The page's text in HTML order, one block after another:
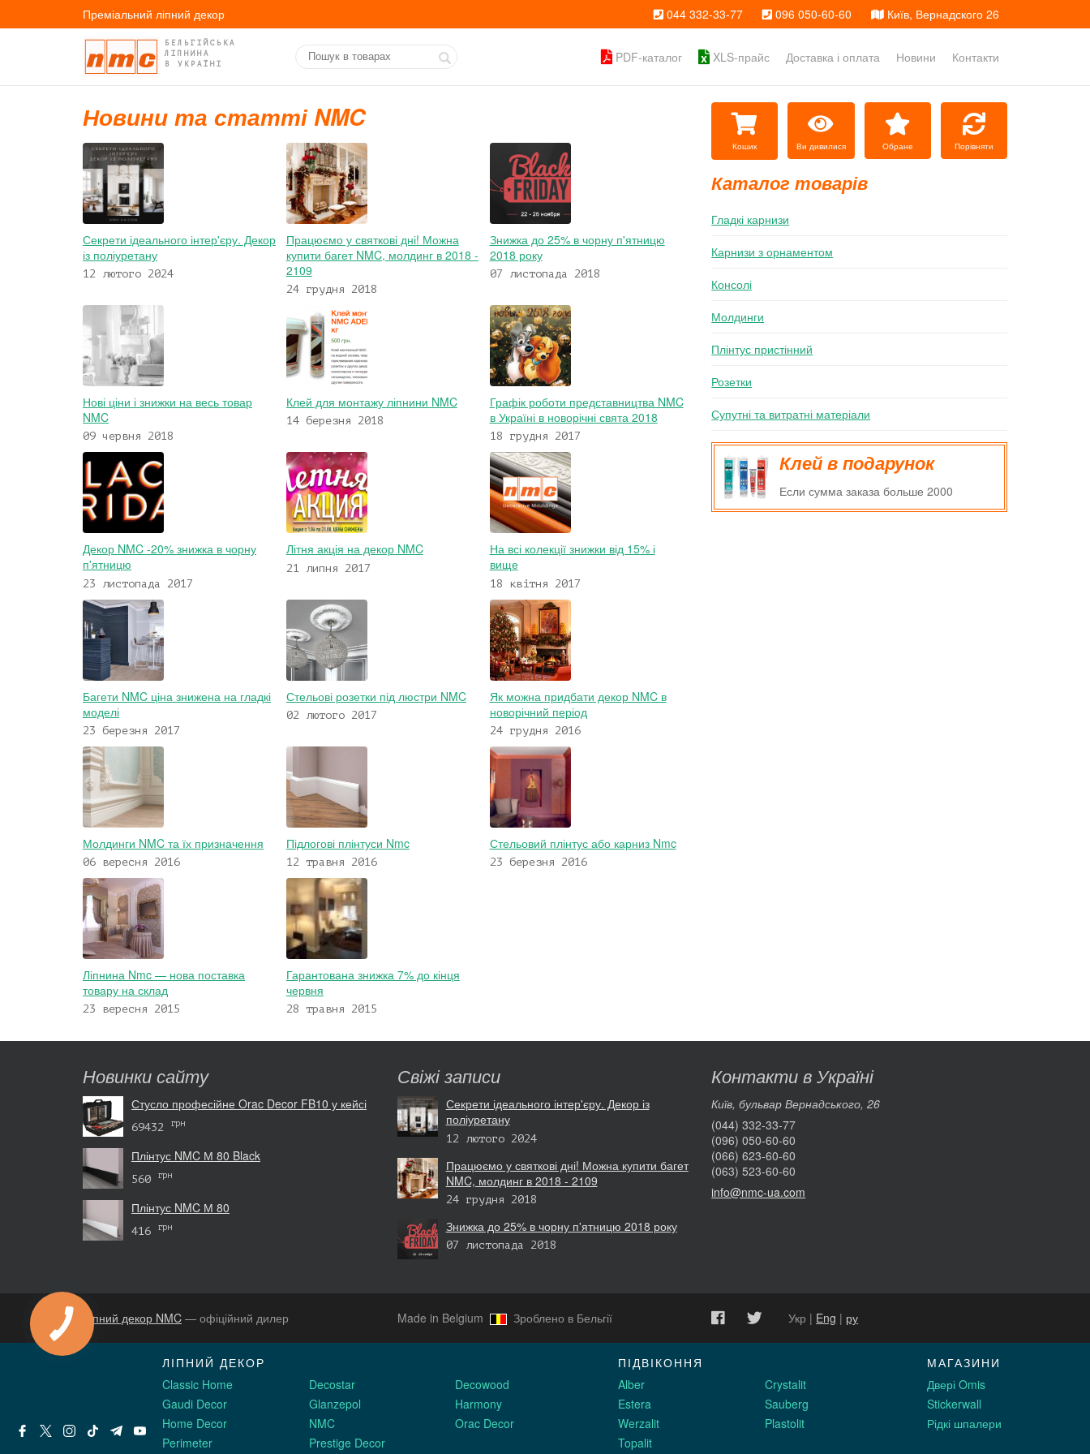
Преміальний ліпний декор 044 332-33-77 096 050-60-60 Київ, Вернадского 26
БЕЛЬГІЙСЬКА
ЛІПНИНА
В УКРАЇНІ
PDF-каталог XLS-прайс Доставка і оплата Новини Контакти
Новини та статті NMC
Секрети ідеального інтер'єру. Декор
із поліуретану
12 лютого 2024
Працюємо у святкові дні! Можна
купити багет NMC, молдинг в 2018 -
2109
24 грудня 2018
Знижка до 25% в чорну п'ятницю
2018 року
07 листопада 2018
Нові ціни і знижки на весь товар
NMC
09 червня 2018
Клей для монтажу ліпнини NMC
14 березня 2018
Графік роботи представництва NMC
в Україні в новорічні свята 2018
18 грудня 2017
Декор NMC -20% знижка в чорну
п'ятницю
23 листопада 2017
Літня акція на декор NMC
21 липня 2017
На всі колекції знижки від 15% і
вище
18 квітня 2017
Багети NMC ціна знижена на гладкі
моделі
23 березня 2017
Стельові розетки під люстри NMC
02 лютого 2017
Як можна придбати декор NMC в
новорічний період
24 грудня 2016
Молдинги NMC та їх призначення
06 вересня 2016
Підлогові плінтуси Nmc
12 травня 2016
Стельовий плінтус або карниз Nmc
23 березня 2016
Ліпнина Nmc — нова поставка
товару на склад
23 вересня 2015
Гарантована знижка 7% до кінця
червня
28 травня 2015
Кошик Ви дивилися Обране Порівняти
Каталог товарів
Гладкі карнизи
Карнизи з орнаментом
Консолі
Молдинги
Плінтус пристінний
Розетки
Супутні та витратні матеріали
Клей в подарунок
Если сумма заказа больше 2000
Новинки сайту
Стусло професійне Orac Decor FB10 у кейсі
69432 грн
Плінтус NMC М 80 Black
560 грн
Плінтус NMC М 80
416 грн
Свіжі записи
Секрети ідеального інтер'єру. Декор із
поліуретану
12 лютого 2024
Працюємо у святкові дні! Можна купити багет
NMC, молдинг в 2018 - 2109
24 грудня 2018
Знижка до 25% в чорну п'ятницю 2018 року
07 листопада 2018
Контакти в Україні
Київ, бульвар Вернадського, 26
(044) 332-33-77
(096) 050-60-60
(066) 623-60-60
(063) 523-60-60
info@nmc-ua.com
Ліпний декор NMC — офіційний дилер Made in Belgium Зроблено в Бельгії Укр | Eng | ру
ЛІПНИЙ ДЕКОР
Classic Home
Decostar
Decowood
Gaudi Decor
Glanzepol
Harmony
Home Decor
NMC
Orac Decor
Perimeter
Prestige Decor
ПІДВІКОННЯ
Alber
Crystalit
Estera
Sauberg
Werzalit
Plastolit
Topalit
МАГАЗИНИ
Двері Omis
Stickerwall
Рідкі шпалери